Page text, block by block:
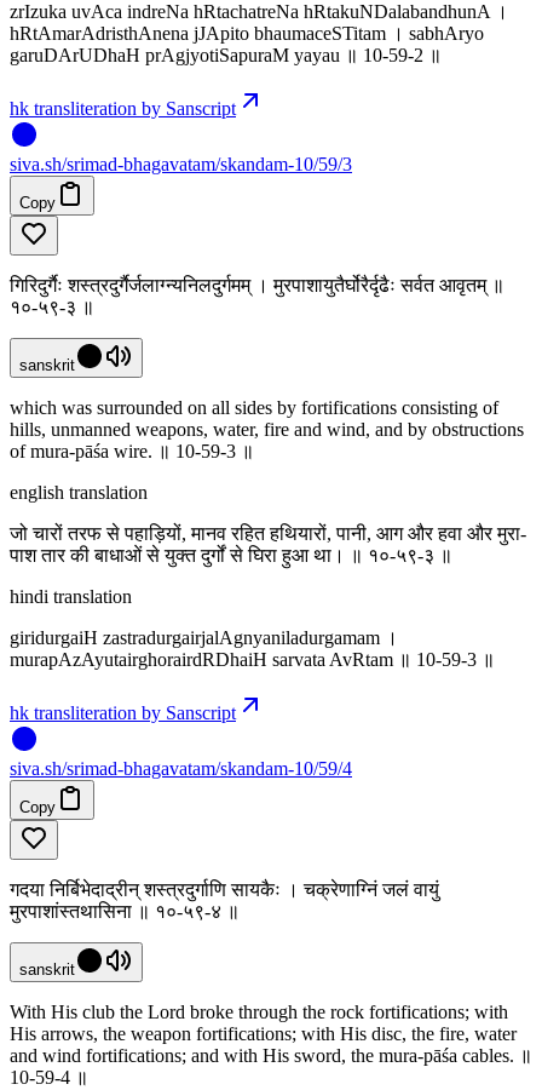
zrIzuka uvAca indreNa hRtachatreNa hRtakuNDalabandhunA ।
hRtAmarAdristhAnena jJApito bhaumaceSTitam । sabhAryo
garuDArUDhaH prAgjyotiSapuraM yayau ॥ 10-59-2 ॥
hk transliteration by Sanscript
siva.sh/srimad-bhagavatam/skandam-10/59/3
Copy
गिरिदुर्गैः शस्त्रदुर्गैर्जलाग्न्यनिलदुर्गमम् । मुरपाशायुतैर्घोरैर्दृढैः सर्वत आवृतम् ॥
१०-५९-३ ॥
sanskrit
which was surrounded on all sides by fortifications consisting of
hills, unmanned weapons, water, fire and wind, and by obstructions
of mura-pāśa wire. ॥ 10-59-3 ॥
english translation
जो चारों तरफ से पहाड़ियों, मानव रहित हथियारों, पानी, आग और हवा और मुरा-
पाश तार की बाधाओं से युक्त दुर्गों से घिरा हुआ था। ॥ १०-५९-३ ॥
hindi translation
giridurgaiH zastradurgairjalAgnyaniladurgamam ।
murapAzAyutairghorairdRDhaiH sarvata AvRtam ॥ 10-59-3 ॥
hk transliteration by Sanscript
siva.sh/srimad-bhagavatam/skandam-10/59/4
Copy
गदया निर्बिभेदाद्रीन् शस्त्रदुर्गाणि सायकैः । चक्रेणाग्निं जलं वायुं
मुरपाशांस्तथासिना ॥ १०-५९-४ ॥
sanskrit
With His club the Lord broke through the rock fortifications; with
His arrows, the weapon fortifications; with His disc, the fire, water
and wind fortifications; and with His sword, the mura-pāśa cables. ॥
10-59-4 ॥